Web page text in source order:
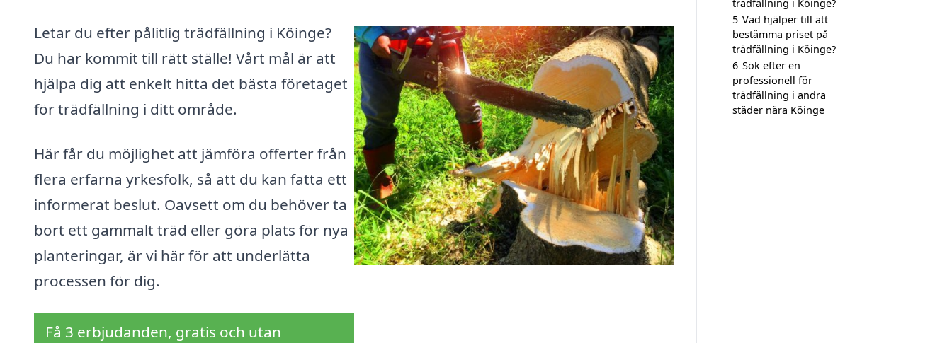
Letar du efter pålitlig trädfällning i Köinge?
Du har kommit till rätt ställe! Vårt mål är att
hjälpa dig att enkelt hitta det bästa företaget
för trädfällning i ditt område.
Här får du möjlighet att jämföra offerter från
flera erfarna yrkesfolk, så att du kan fatta ett
informerat beslut. Oavsett om du behöver ta
bort ett gammalt träd eller göra plats för nya
planteringar, är vi här för att underlätta
processen för dig.
Få 3 erbjudanden, gratis och utan
trädfällning i Köinge?
5 Vad hjälper till att
bestämma priset på
trädfällning i Köinge?
6 Sök efter en
professionell för
trädfällning i andra
städer nära Köinge